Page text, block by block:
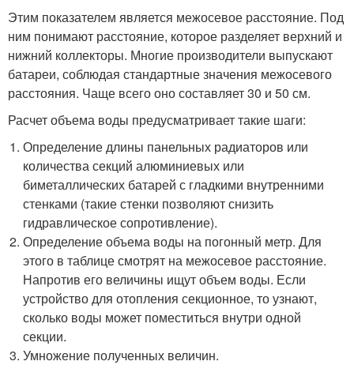
Этим показателем является межосевое расстояние. Под
ним понимают расстояние, которое разделяет верхний и
нижний коллекторы. Многие производители выпускают
батареи, соблюдая стандартные значения межосевого
расстояния. Чаще всего оно составляет 30 и 50 см.
Расчет объема воды предусматривает такие шаги:
Определение длины панельных радиаторов или
количества секций алюминиевых или
биметаллических батарей с гладкими внутренними
стенками (такие стенки позволяют снизить
гидравлическое сопротивление).
Определение объема воды на погонный метр. Для
этого в таблице смотрят на межосевое расстояние.
Напротив его величины ищут объем воды. Если
устройство для отопления секционное, то узнают,
сколько воды может поместиться внутри одной
секции.
Умножение полученных величин.